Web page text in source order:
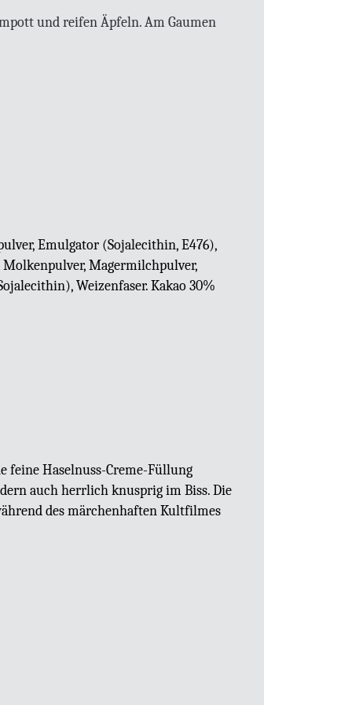
und reifen Äpfeln. Am Gaumen
Emulgator (Sojalecithin, E476),
Molkenpulver, Magermilchpulver,
Weizenfaser. Kakao 30%
feine Haselnuss-Creme-Füllung
auch herrlich knusprig im Biss. Die
des märchenhaften Kultfilmes